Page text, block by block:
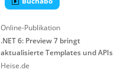
Online-Publikation
.NET 6: Preview 7 bringt
aktualisierte Templates und APIs
Heise.de